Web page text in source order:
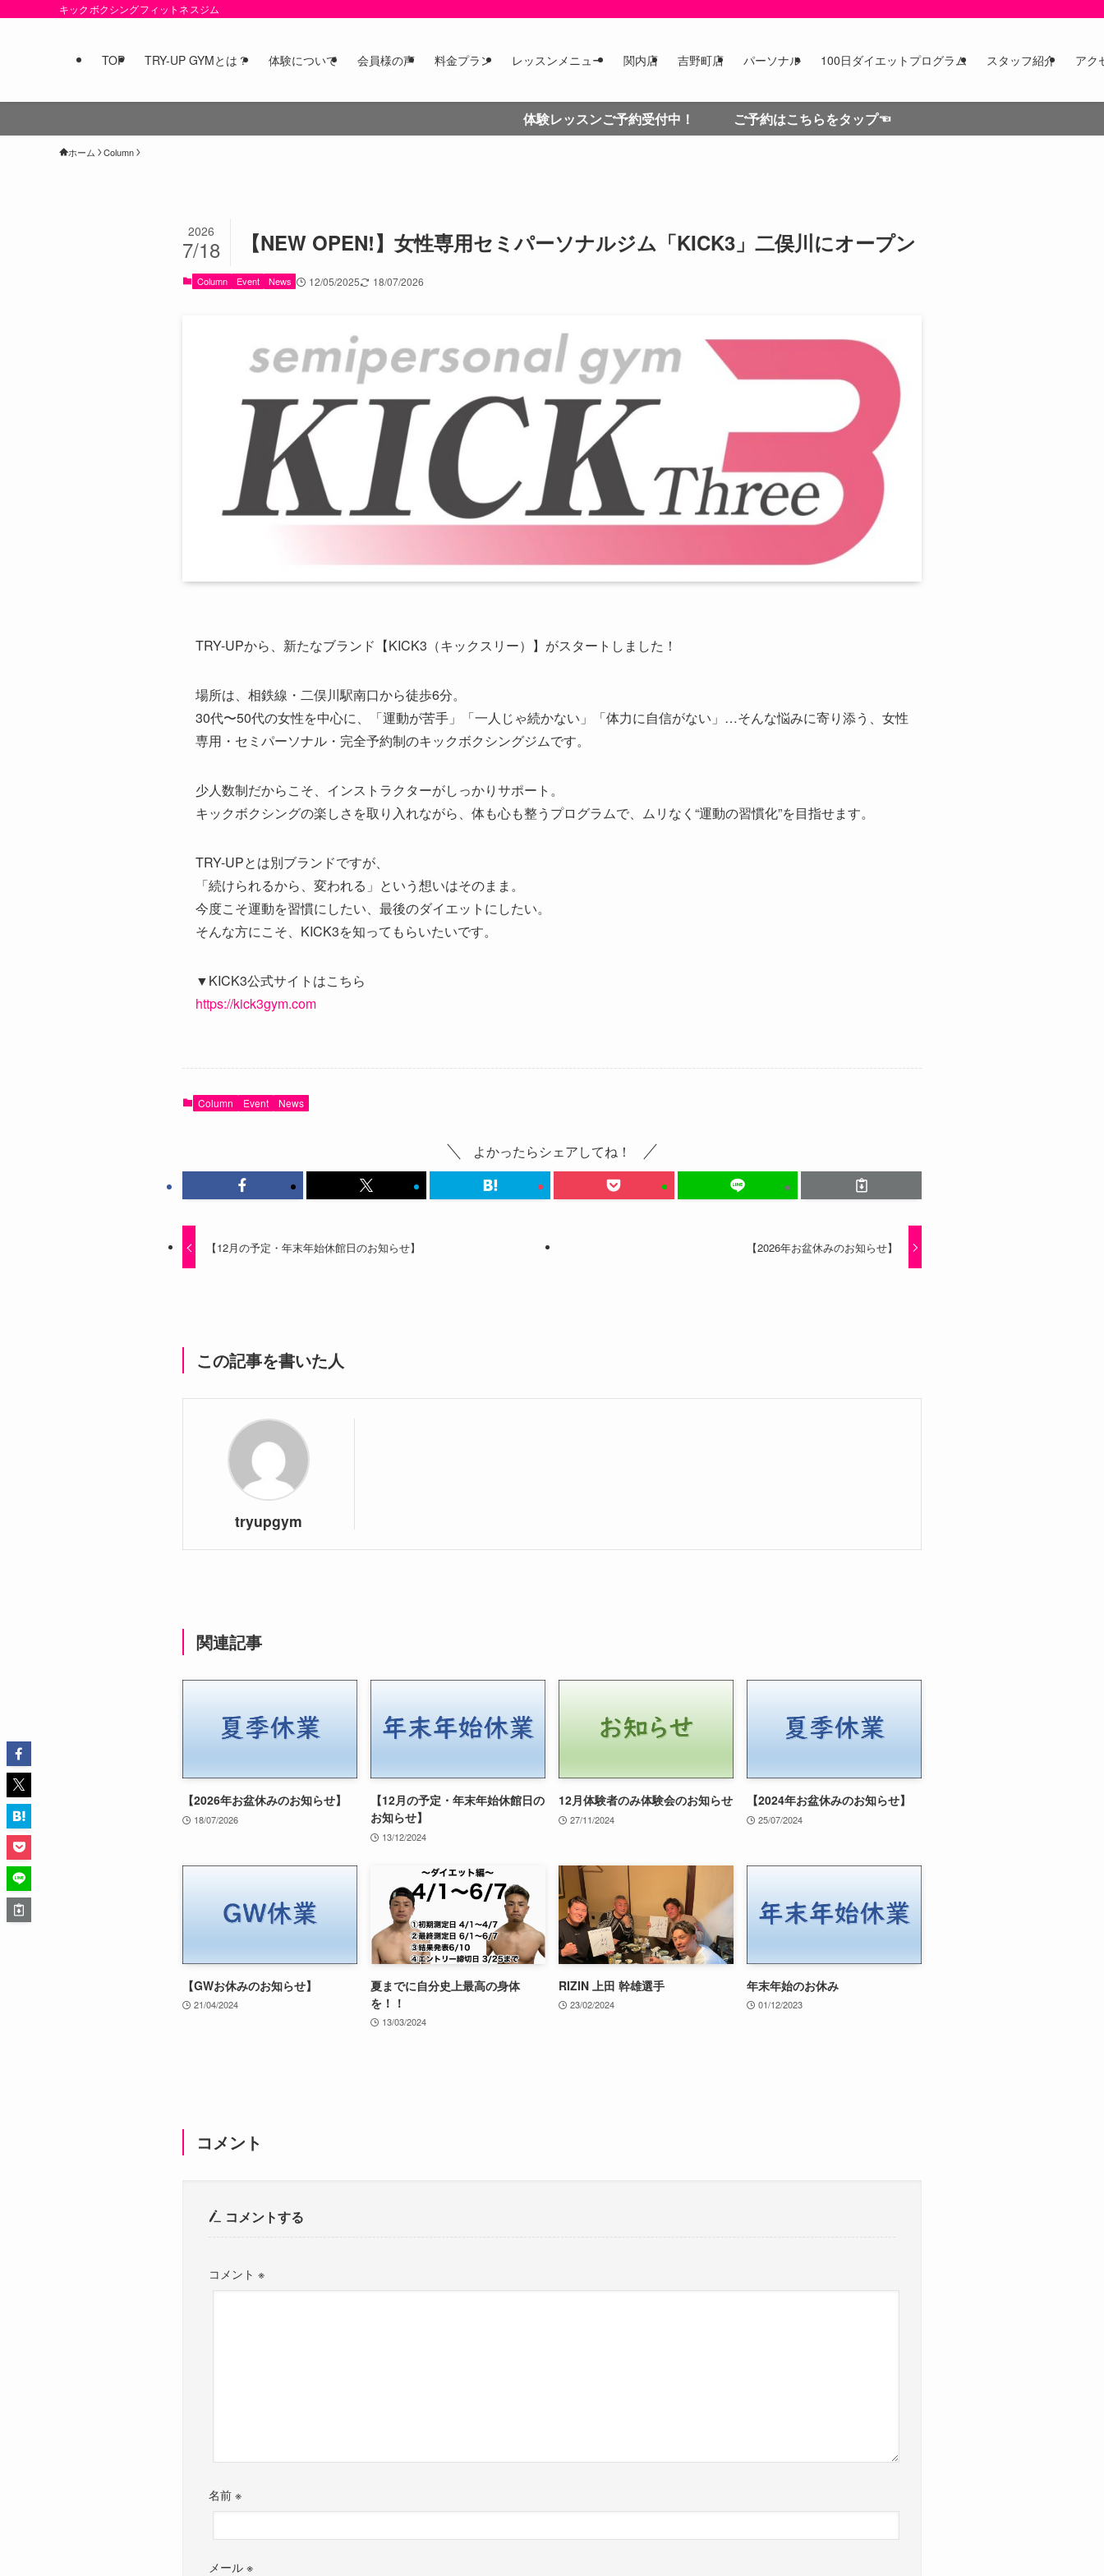
キックボクシングフィットネスジム
TOP TRY-UP GYMとは？ 体験について 会員様の声 料金プラン レッスンメニュー 関内店 吉野町店 パーソナル 100日ダイエットプログラム スタッフ紹介 アク
体験レッスンご予約受付中！ ご予約はこちらをタップ☜
ホーム Column
【NEW OPEN!】女性専用セミパーソナルジム「KICK3」二俣川にオープン
2026
7/18
Column Event News 12/05/2025 18/07/2026
TRY-UPから、新たなブランド【KICK3（キックスリー）】がスタートしました！
場所は、相鉄線・二俣川駅南口から徒歩6分。
30代〜50代の女性を中心に、「運動が苦手」「一人じゃ続かない」「体力に自信がない」…そんな悩みに寄り添う、女性
専用・セミパーソナル・完全予約制のキックボクシングジムです。
少人数制だからこそ、インストラクターがしっかりサポート。
キックボクシングの楽しさを取り入れながら、体も心も整うプログラムで、ムリなく“運動の習慣化”を目指せます。
TRY-UPとは別ブランドですが、
「続けられるから、変われる」という想いはそのまま。
今度こそ運動を習慣にしたい、最後のダイエットにしたい。
そんな方にこそ、KICK3を知ってもらいたいです。
▼KICK3公式サイトはこちら
https://kick3gym.com
Column Event News
よかったらシェアしてね！
【12月の予定・年末年始休館日のお知らせ】 【2026年お盆休みのお知らせ】
この記事を書いた人
tryupgym
関連記事
【2026年お盆休みのお知らせ】
18/07/2026
【12月の予定・年末年始休館日の
お知らせ】
13/12/2024
12月体験者のみ体験会のお知らせ
27/11/2024
【2024年お盆休みのお知らせ】
25/07/2024
【GWお休みのお知らせ】
21/04/2024
夏までに自分史上最高の身体
を！！
13/03/2024
RIZIN 上田 幹雄選手
23/02/2024
年末年始のお休み
01/12/2023
コメント
コメントする
コメント ※
名前※
メール※